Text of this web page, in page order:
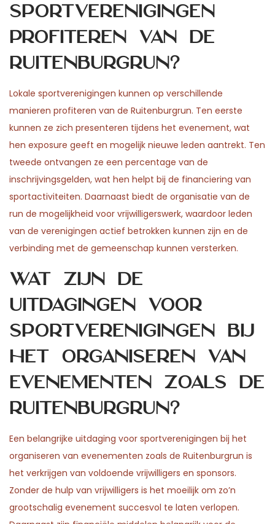
sportverenigingen
profiteren van de
Ruitenburgrun?
Lokale sportverenigingen kunnen op verschillende
manieren profiteren van de Ruitenburgrun. Ten eerste
kunnen ze zich presenteren tijdens het evenement, wat
hen exposure geeft en mogelijk nieuwe leden aantrekt. Ten
tweede ontvangen ze een percentage van de
inschrijvingsgelden, wat hen helpt bij de financiering van
sportactiviteiten. Daarnaast biedt de organisatie van de
run de mogelijkheid voor vrijwilligerswerk, waardoor leden
van de verenigingen actief betrokken kunnen zijn en de
verbinding met de gemeenschap kunnen versterken.
Wat zijn de
uitdagingen voor
sportverenigingen bij
het organiseren van
evenementen zoals de
Ruitenburgrun?
Een belangrijke uitdaging voor sportverenigingen bij het
organiseren van evenementen zoals de Ruitenburgrun is
het verkrijgen van voldoende vrijwilligers en sponsors.
Zonder de hulp van vrijwilligers is het moeilijk om zo’n
grootschalig evenement succesvol te laten verlopen.